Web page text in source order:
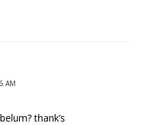
AM
thank’s